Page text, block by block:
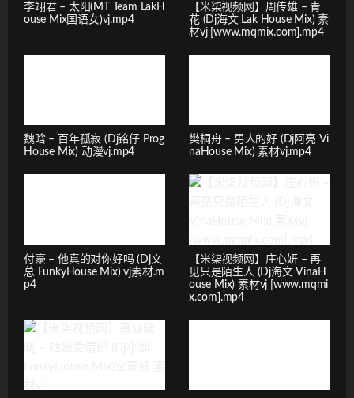
李翊君 – 太阳(MT Team LakH
ouse Mix国语女)vj.mp4
【米柒视频网】周传雄 – 青
花 (Dj海文 Lak House Mix) 素
材vj [www.mqmix.com].mp4
魏晗 – 百年孤寂 (Dj铭仔 Prog
House Mix) 动漫vj.mp4
樊桐舟 – 男人的好 (Dj阿亮 Vi
naHouse Mix) 素材vj.mp4
付豪 – 他真的对你好吗 (Dj文
总 FunkyHouse Mix) vj素材.m
p4
【米柒视频网】庄心妍 – 再
见只是陌生人 (Dj海文 VinaH
ouse Mix) 素材vj [www.mqmi
x.com].mp4